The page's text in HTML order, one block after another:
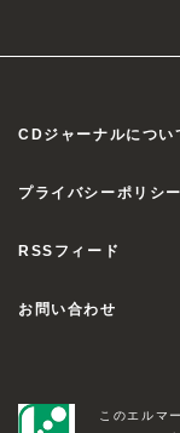
CDジャーナルについ
プライバシーポリシー
RSSフィード
お問い合わせ
このエルマ